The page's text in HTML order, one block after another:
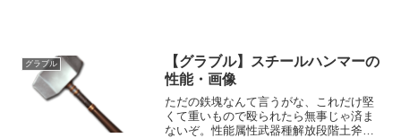
グラブル
【グラブル】スチールハンマーの
性能・画像
ただの鉄塊なんて言うがな、これだけ堅
くて重いもので殴られたら無事じゃ済ま
ないぞ。性能属性武器種解放段階土斧